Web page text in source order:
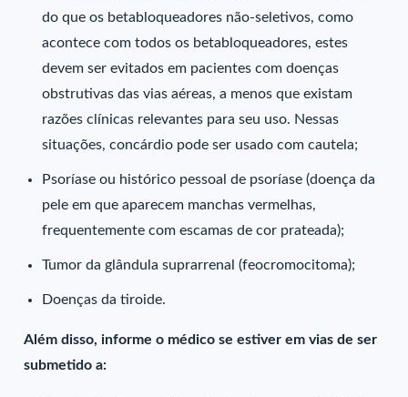
do que os betabloqueadores não-seletivos, como
acontece com todos os betabloqueadores, estes
devem ser evitados em pacientes com doenças
obstrutivas das vias aéreas, a menos que existam
razões clínicas relevantes para seu uso. Nessas
situações, concárdio pode ser usado com cautela;
Psoríase ou histórico pessoal de psoríase (doença da
pele em que aparecem manchas vermelhas,
frequentemente com escamas de cor prateada);
Tumor da glândula suprarrenal (feocromocitoma);
Doenças da tiroide.
Além disso, informe o médico se estiver em vias de ser
submetido a: